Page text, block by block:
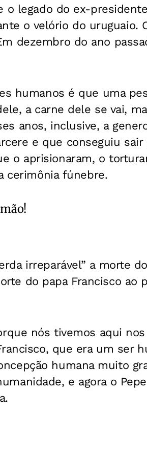
o legado do ex-
o velório do uruguaio.
dezembro do ano
humanos é que uma
a carne dele se vai,
anos, inclusive, a
e que conseguiu sair
o aprisionaram, o
cerimônia fúnebre.
irreparável” a morte
do papa Francisco ao
nós tivemos aqui
que era um ser
humana muito
e agora o